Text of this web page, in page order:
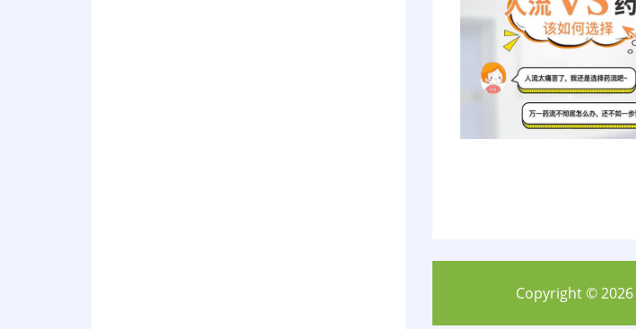
Copyright © 2026